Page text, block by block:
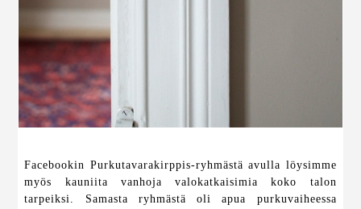
Facebookin Purkutavarakirppis-ryhmästä avulla löysimme
myös kauniita vanhoja valokatkaisimia koko talon
tarpeiksi. Samasta ryhmästä oli apua purkuvaiheessa